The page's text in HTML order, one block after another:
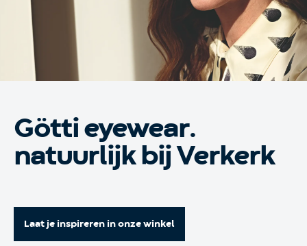
oogzorg
webshop
optiek verkerk
Götti eyewear.
natuurlijk bij Verkerk
Laat je inspireren in onze winkel